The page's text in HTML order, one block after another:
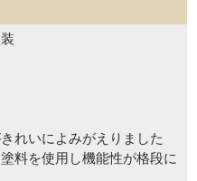
装
れいによみがえりました
料を使用し機能性が格段に